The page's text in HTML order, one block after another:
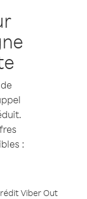
:
Viber Out